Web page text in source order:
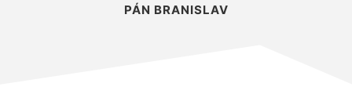
PÁN BRANISLAV